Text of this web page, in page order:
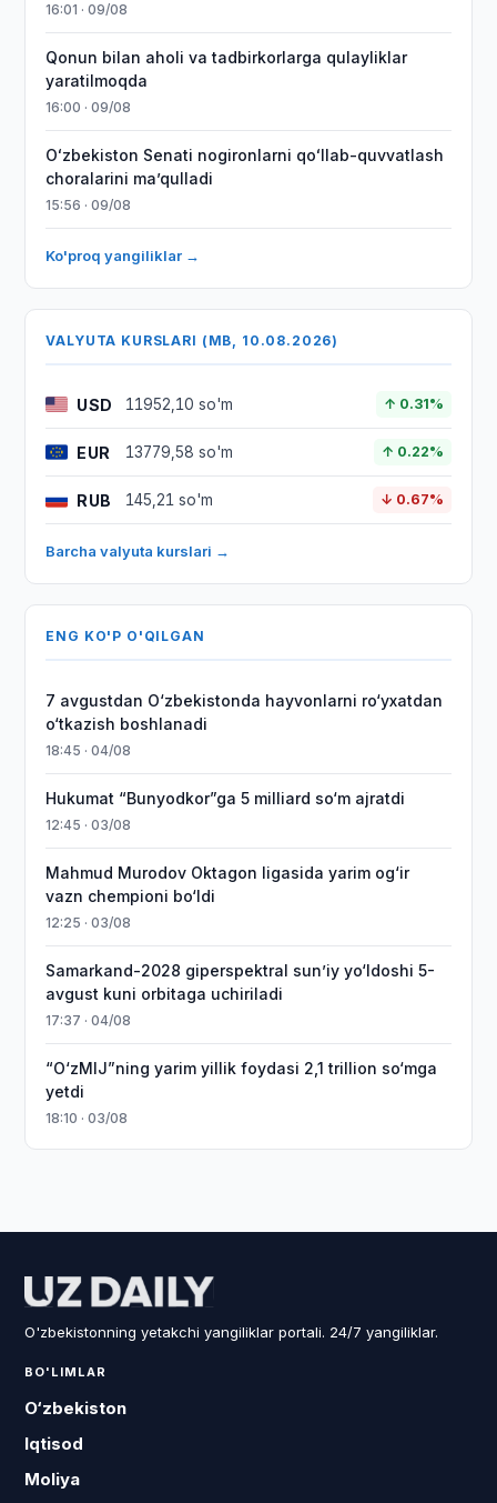
16:01 · 09/08
Qonun bilan aholi va tadbirkorlarga qulayliklar
yaratilmoqda
16:00 · 09/08
Oʻzbekiston Senati nogironlarni qoʻllab-quvvatlash
choralarini maʼqulladi
15:56 · 09/08
Ko'proq yangiliklar →
VALYUTA KURSLARI (MB, 10.08.2026)
USD 11952,10 so'm ↑ 0.31%
EUR 13779,58 so'm ↑ 0.22%
RUB 145,21 so'm ↓ 0.67%
Barcha valyuta kurslari →
ENG KO'P O'QILGAN
7 avgustdan O‘zbekistonda hayvonlarni ro‘yxatdan
o‘tkazish boshlanadi
18:45 · 04/08
Hukumat “Bunyodkor”ga 5 milliard so‘m ajratdi
12:45 · 03/08
Mahmud Murodov Oktagon ligasida yarim og‘ir
vazn chempioni bo‘ldi
12:25 · 03/08
Samarkand-2028 giperspektral sun’iy yo‘ldoshi 5-
avgust kuni orbitaga uchiriladi
17:37 · 04/08
“O‘zMIJ”ning yarim yillik foydasi 2,1 trillion so‘mga
yetdi
18:10 · 03/08
O'zbekistonning yetakchi yangiliklar portali. 24/7 yangiliklar.
BO'LIMLAR
O‘zbekiston
Iqtisod
Moliya